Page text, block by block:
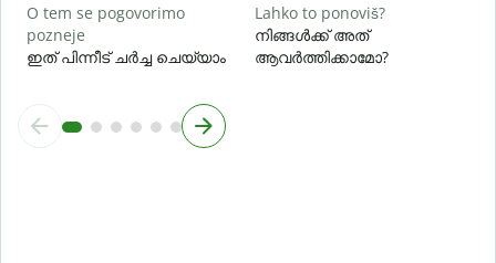
O tem se pogovorimo
pozneje
ഇത് പിന്നീട് ചർച്ച ചെയ്യാം
Lahko to ponoviš?
നിങ്ങൾക്ക് അത്
ആവർത്തിക്കാമോ?